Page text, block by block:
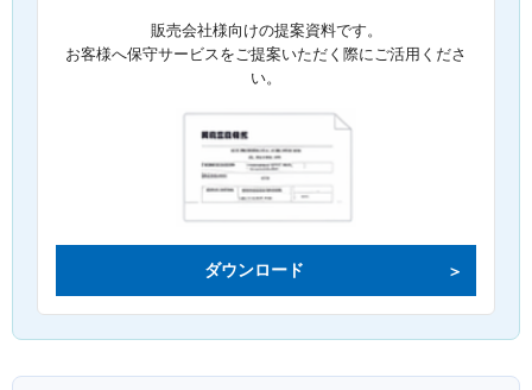
販売会社様向けの提案資料です。
お客様へ保守サービスをご提案いただく際にご活用くださ
い。
ダウンロード